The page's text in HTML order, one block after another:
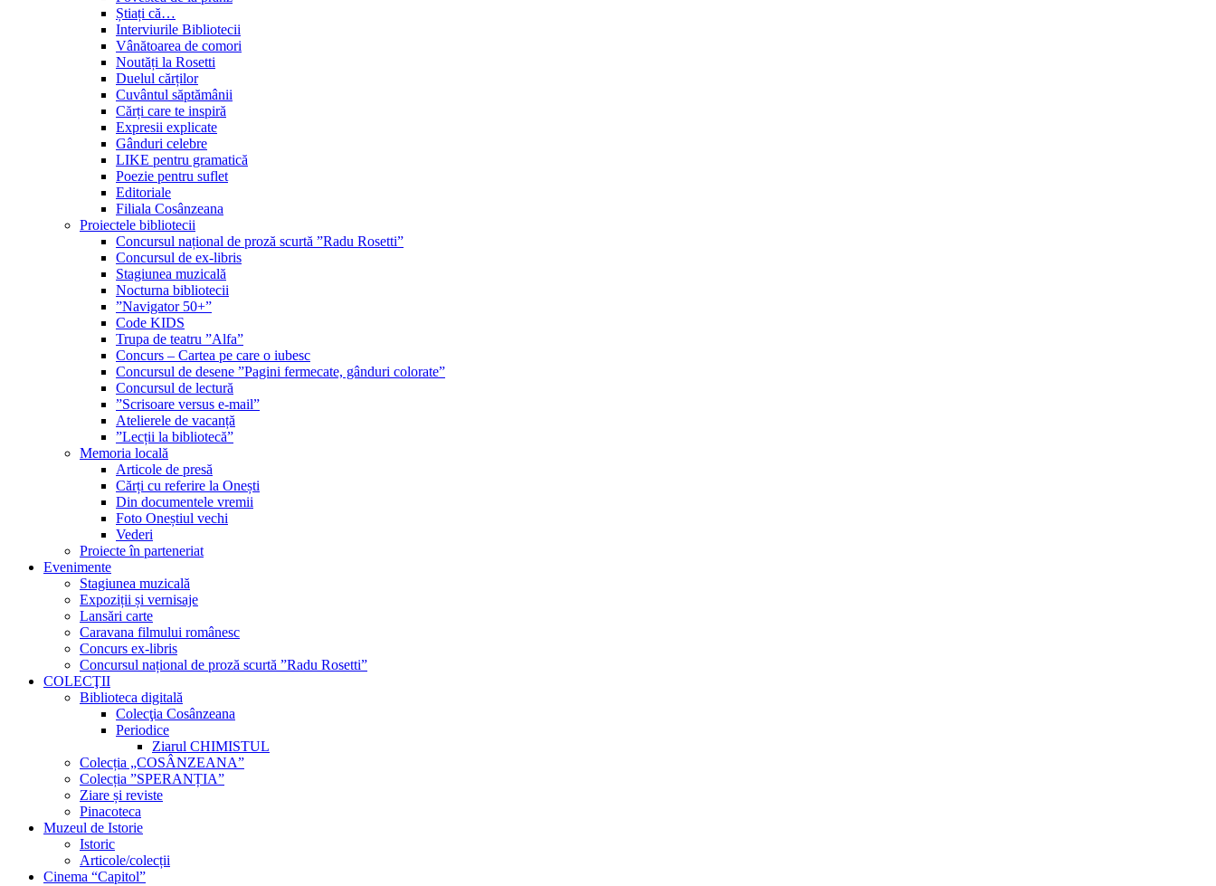
Știați că…
Interviurile Bibliotecii
Vânătoarea de comori
Noutăți la Rosetti
Duelul cărților
Cuvântul săptămânii
Cărți care te inspiră
Expresii explicate
Gânduri celebre
LIKE pentru gramatică
Poezie pentru suflet
Editoriale
Filiala Cosânzeana
Proiectele bibliotecii
Concursul național de proză scurtă ”Radu Rosetti”
Concursul de ex-libris
Stagiunea muzicală
Nocturna bibliotecii
”Navigator 50+”
Code KIDS
Trupa de teatru ”Alfa”
Concurs – Cartea pe care o iubesc
Concursul de desene ”Pagini fermecate, gânduri colorate”
Concursul de lectură
”Scrisoare versus e-mail”
Atelierele de vacanță
”Lecții la bibliotecă”
Memoria locală
Articole de presă
Cărți cu referire la Onești
Din documentele vremii
Foto Oneștiul vechi
Vederi
Proiecte în parteneriat
Evenimente
Stagiunea muzicală
Expoziții și vernisaje
Lansări carte
Caravana filmului românesc
Concurs ex-libris
Concursul național de proză scurtă ”Radu Rosetti”
COLECŢII
Biblioteca digitală
Colecţia Cosânzeana
Periodice
Ziarul CHIMISTUL
Colecția „COSÂNZEANA”
Colecția ”SPERANȚIA”
Ziare și reviste
Pinacoteca
Muzeul de Istorie
Istoric
Articole/colecții
Cinema “Capitol”